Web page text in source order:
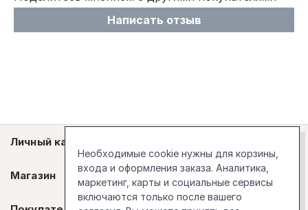
Написать отзыв
Личный кабинет
Магазин
Необходимые cookie нужны для корзины,
входа и оформления заказа. Аналитика,
маркетинг, карты и социальные сервисы
включаются только после вашего